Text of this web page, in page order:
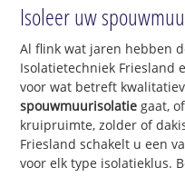
Isoleer uw
Al flink wat jaren hebben
Isolatietechniek Friesland
voor wat betreft
spouwmuurisolatie gaat,
kruipruimte, zolder of
Friesland schakelt u een
voor elk type isolatieklus.